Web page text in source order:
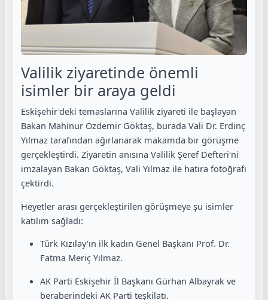
Valilik ziyaretinde önemli
isimler bir araya geldi
Eskişehir'deki temaslarına Valilik ziyareti ile başlayan
Bakan Mahinur Özdemir Göktaş, burada Vali Dr. Erdinç
Yılmaz tarafından ağırlanarak makamda bir görüşme
gerçekleştirdi. Ziyaretin anısına Valilik Şeref Defteri'ni
imzalayan Bakan Göktaş, Vali Yılmaz ile hatıra fotoğrafı
çektirdi.
Heyetler arası gerçekleştirilen görüşmeye şu isimler
katılım sağladı:
Türk Kızılay'ın ilk kadın Genel Başkanı Prof. Dr.
Fatma Meriç Yılmaz.
AK Parti Eskişehir İl Başkanı Gürhan Albayrak ve
beraberindeki AK Parti teşkilatı.